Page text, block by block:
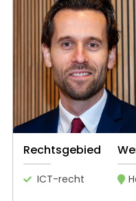
Rechtsgebied
ICT-recht